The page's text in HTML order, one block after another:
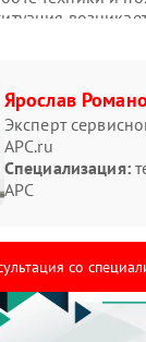
или заметный
внутри
сетевого
работа после
Ярослав
Эксперт
APC.ru
Специализация:
APC
со